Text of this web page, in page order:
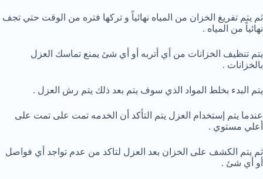
ثم يتم تفريغ الخزان من المياه نهائياً و تركها فتره من الوقت حتي تجف
نهائياً من المياه .
يتم تنظيف الخزانات من أي أتربه أو أي شئ يمنع تماسك العزل
بالخزانات .
يتم البدء بخلط المواد الذي سوف يتم بعد ذلك يتم رش العزل .
عندما يتم إستخدام العزل يتم التأكد أن الخدمه تمت على تمت على
أعلي مستوي .
ثم يتم الكشف على الخزان بعد العزل لتاكد من عدم تواجد أي فواصل
أو أي شئ .